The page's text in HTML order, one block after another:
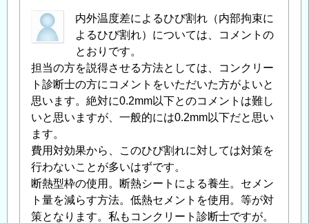
の
ひ
割
れ」
へ
の
返
信
内外温度差によるひび割れ（内部拘束に
よるひび割れ）については、コメントの
とおりです。
担当の方を説得させる方法としては、コンクリー
ト診断士の方にコメントをいただいた方がよいと
思います。絶対に0.2mm以下とのコメントは難し
いと思いますが、一般的には0.2mm以下だと思い
ます。
費用対効果から、このひび割れに対しては対策を
行わないことが多いはずです。
断熱型枠の使用。断熱シートによる養生。セメン
ト量を減らす方法。低熱セメントを使用。等が対
策となります。私もコンクリート診断士ですが。